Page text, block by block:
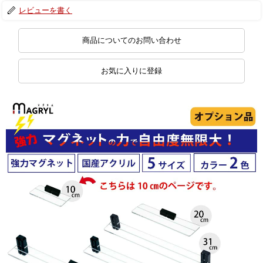
レビューを書く
商品についてのお問い合わせ
お気に入りに登録